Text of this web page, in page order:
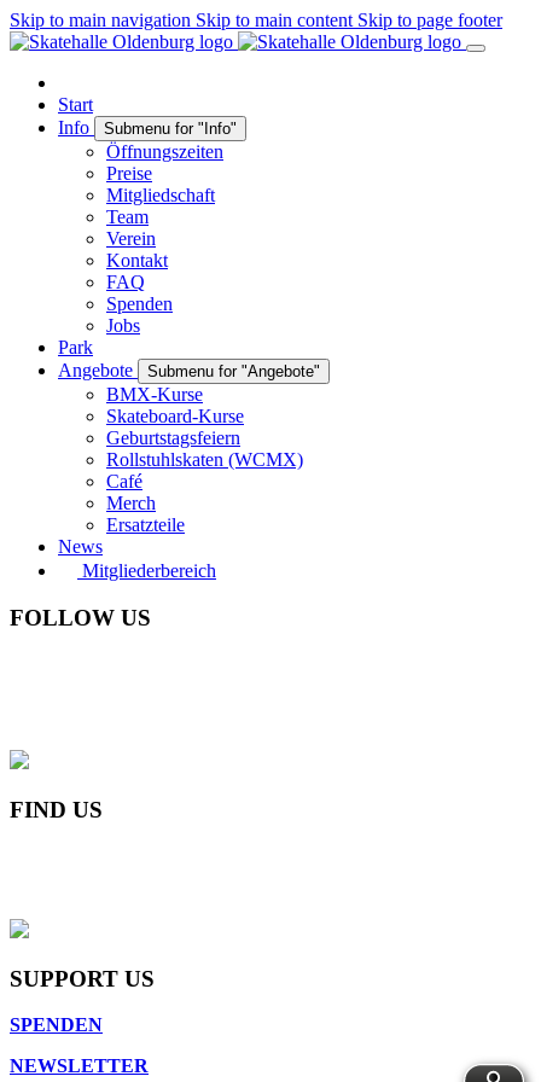
Skip to main navigation Skip to main content Skip to page footer
Start
Info
Submenu for "Info"
Öffnungszeiten
Preise
Mitgliedschaft
Team
Verein
Kontakt
FAQ
Spenden
Jobs
Park
Angebote
Submenu for "Angebote"
BMX-Kurse
Skateboard-Kurse
Geburtstagsfeiern
Rollstuhlskaten (WCMX)
Café
Merch
Ersatzteile
News
Mitgliederbereich
FOLLOW US
FIND US
SUPPORT US
SPENDEN
NEWSLETTER